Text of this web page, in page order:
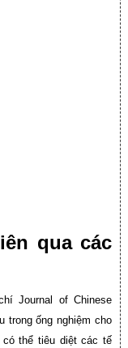
qua các
Journal of Chinese
trong ống nghiệm cho
thể tiêu diệt các tế